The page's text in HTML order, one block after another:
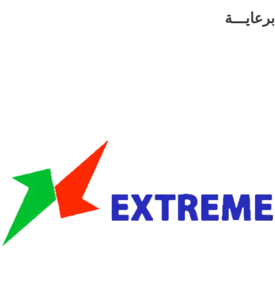
برعايـــة